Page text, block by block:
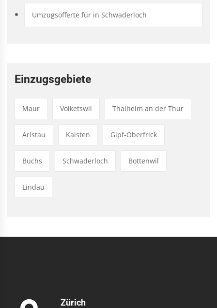
Umzugsofferte für in Schwaderloch
Einzugsgebiete
Maur Volketswil Thalheim an der Thur
Aristau Kaisten Gipf-Oberfrick
Buchs Schwaderloch Bottenwil
Lindau
Zürich